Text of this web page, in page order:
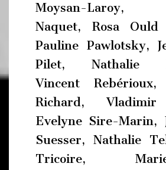
Moysan-Laroy,
Naquet, Rosa Ould
Pauline Pawlotsky,
Pilet, Nathalie
Vincent Rebérioux,
Richard, Vladimir
Evelyne Sire-Marin,
Suesser, Nathalie
Tricoire, Marie-